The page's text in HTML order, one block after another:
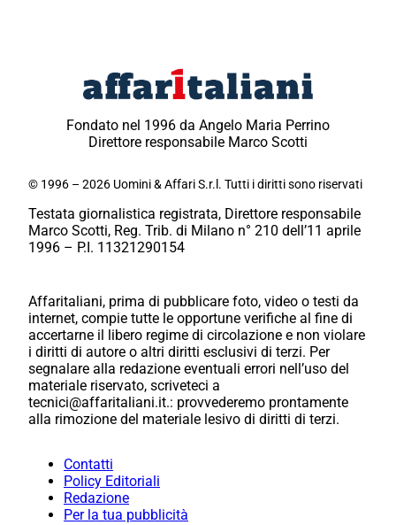
Fondato nel 1996 da Angelo Maria Perrino
Direttore responsabile Marco Scotti
© 1996 – 2026 Uomini & Affari S.r.l. Tutti i diritti sono riservati
Testata giornalistica registrata, Direttore responsabile
Marco Scotti, Reg. Trib. di Milano n° 210 dell’11 aprile
1996 – P.I. 11321290154
Affaritaliani, prima di pubblicare foto, video o testi da
internet, compie tutte le opportune verifiche al fine di
accertarne il libero regime di circolazione e non violare
i diritti di autore o altri diritti esclusivi di terzi. Per
segnalare alla redazione eventuali errori nell’uso del
materiale riservato, scriveteci a
tecnici@affaritaliani.it.: provvederemo prontamente
alla rimozione del materiale lesivo di diritti di terzi.
Contatti
Policy Editoriali
Redazione
Per la tua pubblicità